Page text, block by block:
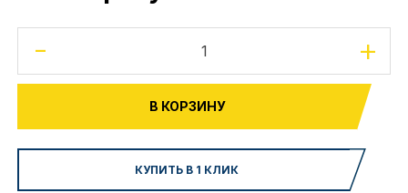
- +
В КОРЗИНУ
КУПИТЬ В 1 КЛИК